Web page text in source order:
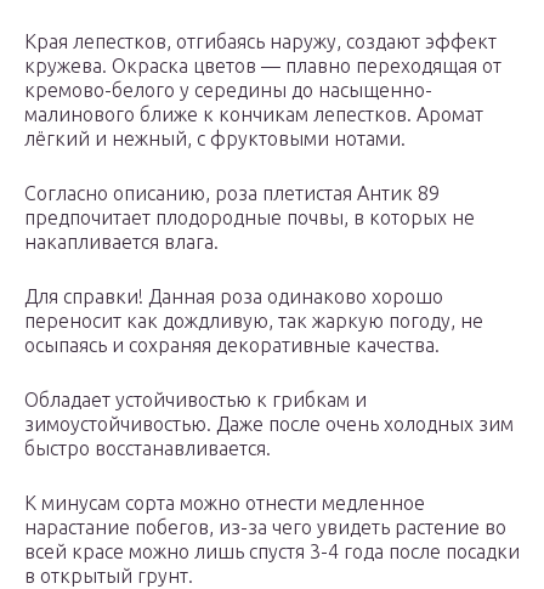
Края лепестков, отгибаясь наружу, создают эффект
кружева. Окраска цветов — плавно переходящая от
кремово-белого у середины до насыщенно-
малинового ближе к кончикам лепестков. Аромат
лёгкий и нежный, с фруктовыми нотами.
Согласно описанию, роза плетистая Антик 89
предпочитает плодородные почвы, в которых не
накапливается влага.
Для справки! Данная роза одинаково хорошо
переносит как дождливую, так жаркую погоду, не
осыпаясь и сохраняя декоративные качества.
Обладает устойчивостью к грибкам и
зимоустойчивостью. Даже после очень холодных зим
быстро восстанавливается.
К минусам сорта можно отнести медленное
нарастание побегов, из-за чего увидеть растение во
всей красе можно лишь спустя 3-4 года после посадки
в открытый грунт.